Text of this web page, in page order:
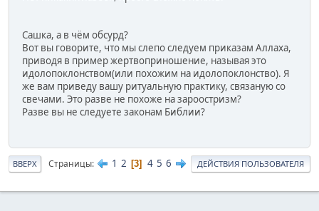
Сашка, а в чём обсурд?
Вот вы говорите, что мы слепо следуем приказам Аллаха,
приводя в пример жертвоприношение, называя это
идолопоклонством(или похожим на идолопоклонство). Я
же вам приведу вашу ритуальную практику, связаную со
свечами. Это разве не похоже на зароостризм?
Разве вы не следуете законам Библии?
ВВЕРХ Страницы 1 2 3 4 5 6 ДЕЙСТВИЯ ПОЛЬЗОВАТЕЛЯ